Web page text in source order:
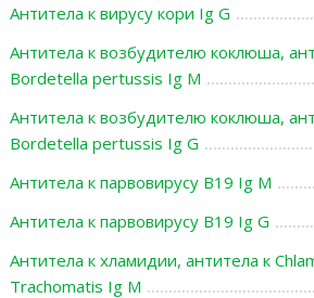
Антитела к вирусу кори Ig G
Антитела к возбудителю коклюша,
Bordetella pertussis Ig M
Антитела к возбудителю коклюша,
Bordetella pertussis Ig G
Антитела к парвовирусу В19 Ig M
Антитела к парвовирусу В19 Ig G
Антитела к хламидии, антитела к
Trachomatis Ig M